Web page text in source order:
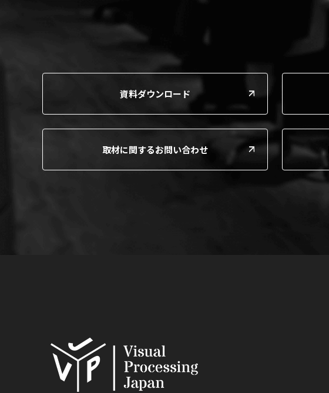
資料ダウンロード
取材に関するお問い合わせ